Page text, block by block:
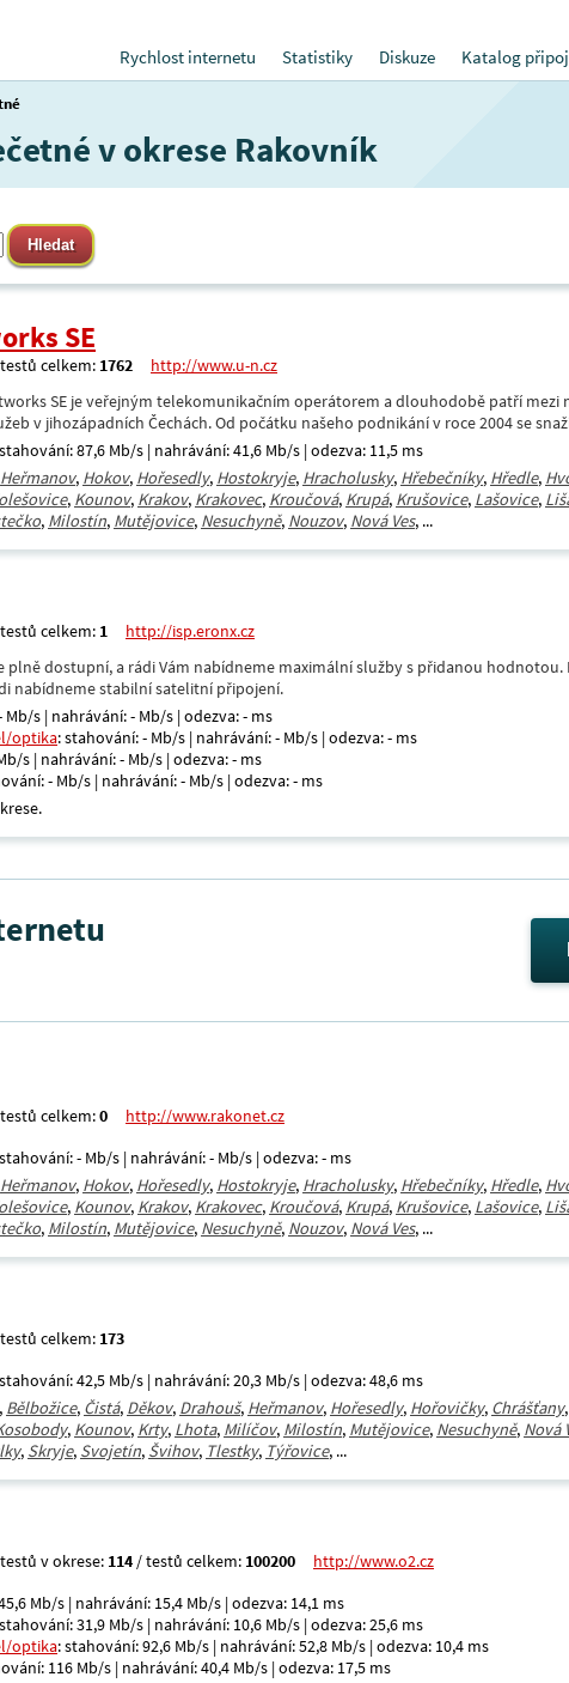
Rychlost internetu
Statistiky Diskuze Katalog
v okrese Rakovník
SE
testů celkem: 1762
http://www.u-n.cz
SE je veřejným telekomunikačním operátorem a dlouhodobě patří mezi
v jihozápadních Čechách. Od počátku našeho podnikání v roce 2004 se
87,6 Mb/s | nahrávání: 41,6 Mb/s | odezva: 11,5 ms
Heřmanov, Hokov, Hořesedly, Hostokryje, Hracholusky, Hřebečníky, Hředle,
, Kounov, Krakov, Krakovec, Kroučová, Krupá, Krušovice, Lašovice,
, Milostín, Mutějovice, Nesuchyně, Nouzov, Nová Ves, ...
testů celkem: 1
http://isp.eronx.cz
plně dostupní, a rádi Vám nabídneme maximální služby s přidanou
nabídneme stabilní satelitní připojení.
Mb/s | nahrávání: - Mb/s | odezva: - ms
optika: stahování: - Mb/s | nahrávání: - Mb/s | odezva: - ms
s | nahrávání: - Mb/s | odezva: - ms
- Mb/s | nahrávání: - Mb/s | odezva: - ms
testů celkem:0
http://www.rakonet.cz
- Mb/s | nahrávání: - Mb/s | odezva: - ms
Heřmanov, Hokov, Hořesedly, Hostokryje, Hracholusky, Hřebečníky, Hředle,
, Kounov, Krakov, Krakovec, Kroučová, Krupá, Krušovice, Lašovice,
, Milostín, Mutějovice, Nesuchyně, Nouzov, Nová Ves, ...
testů celkem: 173
42,5 Mb/s | nahrávání: 20,3 Mb/s | odezva: 48,6 ms
, Bělbožice, Čistá, Děkov, Drahouš, Heřmanov, Hořesedly, Hořovičky, Chrášťany,
, Kounov, Krty, Lhota, Milíčov, Milostín, Mutějovice, Nesuchyně, Nová
, Skryje, Svojetín, Švihov, Tlestky, Týřovice, ...
testů v okrese: 114 / testů celkem: 100200
http://www.o2.cz
Mb/s | nahrávání: 15,4 Mb/s | odezva: 14,1 ms
31,9 Mb/s | nahrávání: 10,6 Mb/s | odezva: 25,6 ms
optika: stahování: 92,6 Mb/s | nahrávání: 52,8 Mb/s | odezva: 10,4 ms
116 Mb/s | nahrávání: 40,4 Mb/s | odezva: 17,5 ms